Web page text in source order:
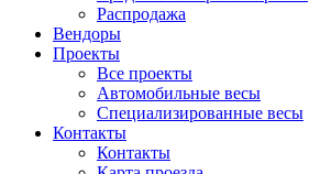
Распродажа
Вендоры
Проекты
Все проекты
Автомобильные весы
Специализированные весы
Контакты
Контакты